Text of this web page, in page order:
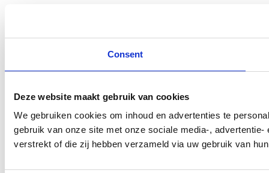
Consent
Deze website maakt gebruik van cookies
We gebruiken cookies om inhoud en advertenties te
gebruik van onze site met onze sociale media-,
verstrekt of die zij hebben verzameld via uw gebruik van